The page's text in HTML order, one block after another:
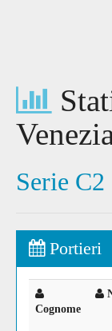
Serie C2
Portieri
Cognome